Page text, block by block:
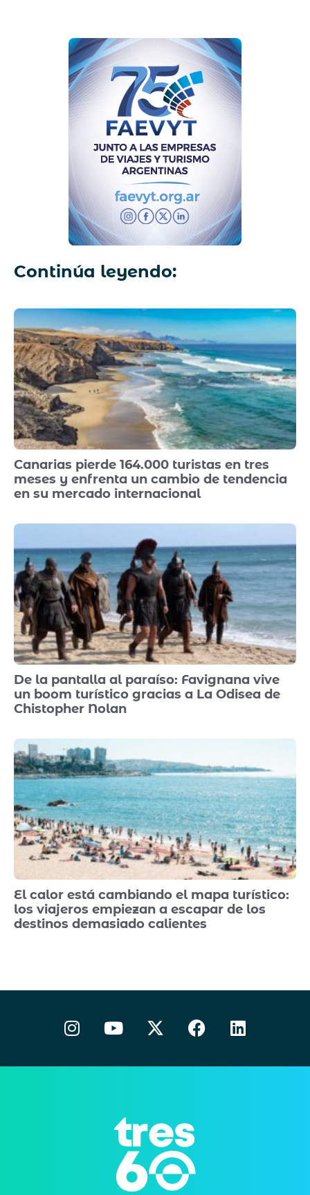
Continúa leyendo:
Canarias pierde 164.000 turistas en tres
meses y enfrenta un cambio de tendencia
en su mercado internacional
De la pantalla al paraíso: Favignana vive
un boom turístico gracias a La Odisea de
Chistopher Nolan
El calor está cambiando el mapa turístico:
los viajeros empiezan a escapar de los
destinos demasiado calientes